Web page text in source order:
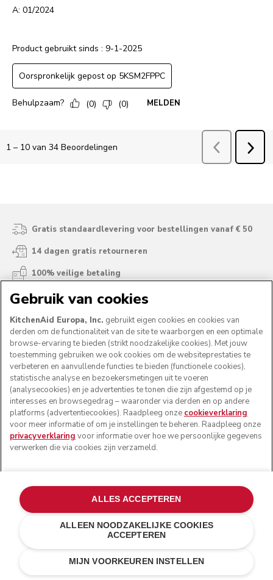
€ 195,30 € 279,00
Kosten besparen€ 83,70
Gratis standaardlevering voor bestellingen vanaf € 50
14 dagen gratis retourneren
100% veilige betaling
Ontvang 5% korting als je je
aanmeldt voor nieuws en
aanbiedingen
Bekijk onzePrivacyverklaring
Your email address
Achternaam
worden verwerkt, zodat KitchenAid Europa Inc. mij
marketingberichten kan sturen via elektronische kanalen.
Meer lezen
Ik ga ermee akkoord dat mijn persoonlijke gegevens door
Gebruik van cookies
KitchenAid Europa, Inc. gebruikt eigen cookies en cookies van
derden om de functionaliteit van de site te waarborgen en een optimale
browse-ervaring te bieden (strikt noodzakelijke cookies). Met jouw
toestemming gebruiken we ook cookies om de websiteprestaties te
verbeteren en aanvullende functies te bieden (functionele cookies),
statistische analyse en bezoekersmetingen uit te voeren
(analysecookies) en je advertenties te tonen die zijn afgestemd op je
interesses en browsegedrag – waaronder via derden en op andere
platforms (advertentiecookies). Raadpleeg onze cookieverklaring
voor meer informatie of om je instellingen te beheren. Raadpleeg onze
privacyverklaring voor informatie over hoe we persoonlijke gegevens
verwerken die via cookies zijn verzameld.
MIJN VOORKEUREN INSTELLEN
ALLEEN NOODZAKELIJKE COOKIES
ACCEPTEREN
ALLES ACCEPTEREN